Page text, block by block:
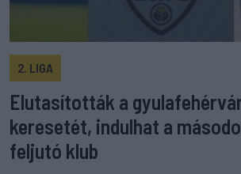
2. LIGA
Elutasították a
keresetét, indulhat a
feljutó klub